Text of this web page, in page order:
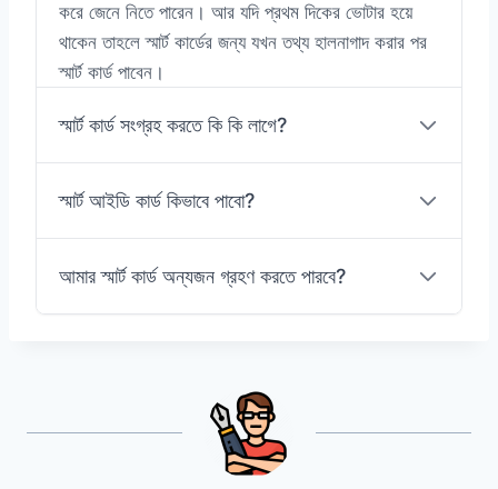
করে জেনে নিতে পারেন। আর যদি প্রথম দিকের ভোটার হয়ে
থাকেন তাহলে স্মার্ট কার্ডের জন্য যখন তথ্য হালনাগাদ করার পর
স্মার্ট কার্ড পাবেন।
স্মার্ট কার্ড সংগ্রহ করতে কি কি লাগে?
স্মার্ট আইডি কার্ড কিভাবে পাবো?
আমার স্মার্ট কার্ড অন্যজন গ্রহণ করতে পারবে?